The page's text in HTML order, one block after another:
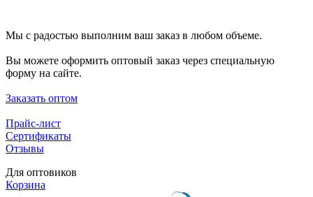
Мы с радостью выполним ваш заказ в любом объеме.
Вы можете оформить оптовый заказ через специальную
форму на сайте.
Заказать оптом
Прайс-лист
Сертификаты
Отзывы
Для оптовиков
Корзина